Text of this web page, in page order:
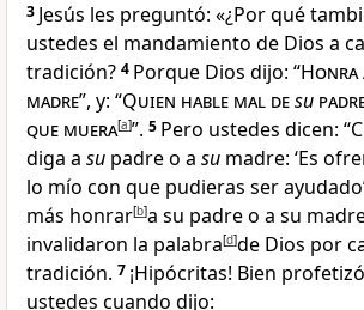
3 Jesús les preguntó: «¿Por qué
ustedes el mandamiento de Dios a
tradición? 4 Porque Dios dijo: “Honra
madre”, y: “Quien hable mal desu
que muera[a]”. 5 Pero ustedes dicen:
diga a su padre o a su madre: ‘Es
lo mío con que pudieras ser
más honrar[b]a su padre o a su
invalidaron la palabra[d]de Dios por
tradición. 7 ¡Hipócritas! Bien
ustedes cuando dijo: